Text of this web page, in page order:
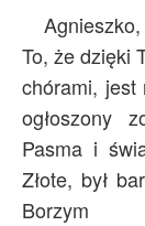
To, że dzięki
chórami, jest
ogłoszony
Pasma i
Złote, był
Borzym